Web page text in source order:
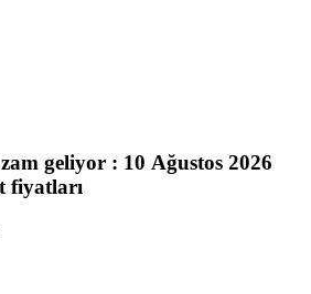
geliyor : 10 Ağustos 2026
fiyatları